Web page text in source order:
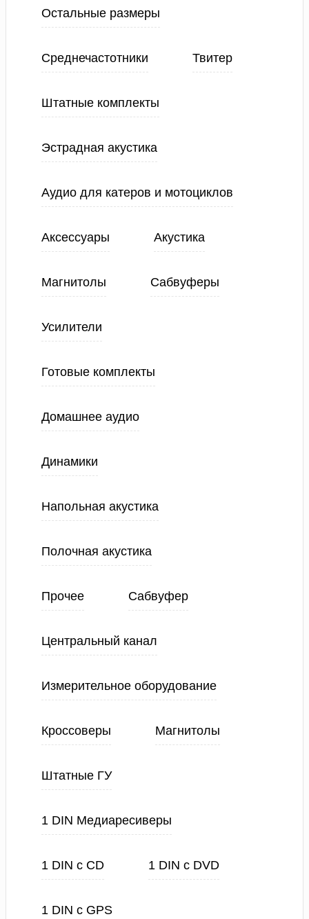
Остальные размеры
Среднечастотники Твитер
Штатные комплекты
Эстрадная акустика
Аудио для катеров и мотоциклов
Аксессуары Акустика
Магнитолы Сабвуферы
Усилители
Готовые комплекты
Домашнее аудио
Динамики
Напольная акустика
Полочная акустика
Прочее Сабвуфер
Центральный канал
Измерительное оборудование
Кроссоверы Магнитолы
Штатные ГУ
1 DIN Медиаресиверы
1 DIN с CD 1 DIN с DVD
1 DIN с GPS